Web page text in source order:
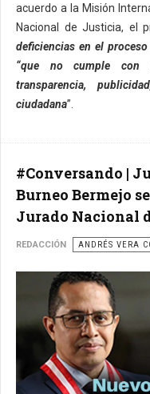
acuerdo a la Misión
Nacional de Justicia, el
deficiencias en el
“que no cumple con
transparencia,
ciudadana”.
#Conversando |
Burneo Bermejo
Jurado Nacional
REDACCIÓN ANDRÉS VERA